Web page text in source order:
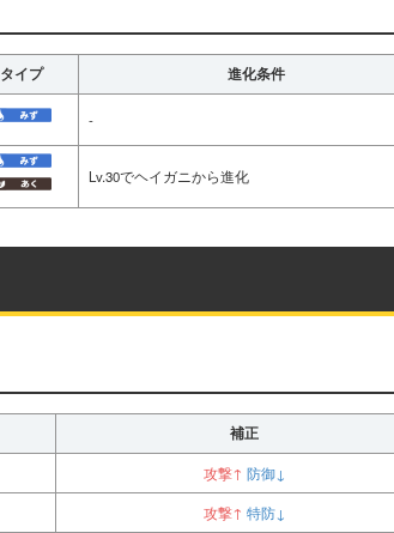
タイプ 進化条件
-
Lv.30でヘイガニから進化
補正
攻撃↑ 防御↓
攻撃↑ 特防↓